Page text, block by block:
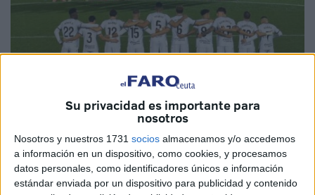
Su privacidad es importante para
nosotros
Nosotros y nuestros 1731 socios almacenamos y/o accedemos
a información en un dispositivo, como cookies, y procesamos
datos personales, como identificadores únicos e información
estándar enviada por un dispositivo para publicidad y contenido
Fotos: Abdeselam Mohamed / Diego Naranjo